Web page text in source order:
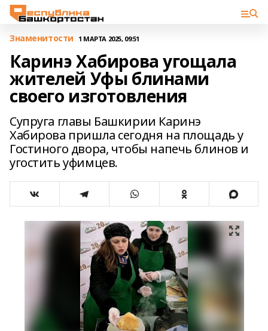
Знаменитости 1 МАРТА 2025, 09:51
Каринэ Хабирова угощала
жителей Уфы блинами
своего изготовления
Супруга главы Башкирии Каринэ
Хабирова пришла сегодня на площадь у
Гостиного двора, чтобы напечь блинов и
угостить уфимцев.